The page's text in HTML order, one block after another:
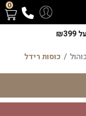
0
/ כוסות רידל